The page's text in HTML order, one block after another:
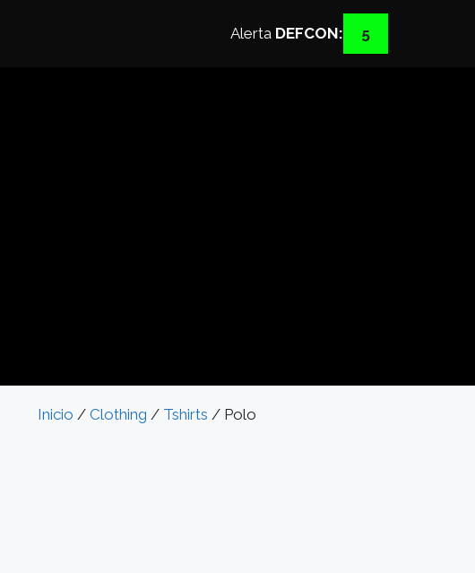
Alerta DEFCON: 5
Inicio / Clothing / Tshirts / Polo